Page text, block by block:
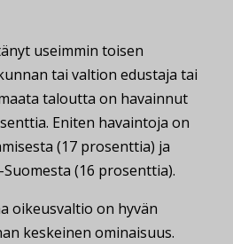
useimmin toisen
tai valtion edustaja tai
taloutta on havainnut
Eniten havaintoja on
(17 prosenttia) ja
(16 prosenttia).
oikeusvaltio on hyvän
keskeinen ominaisuus.